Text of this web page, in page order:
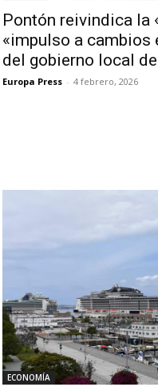
Pontón reivindica la
«impulso a cambios
del gobierno local
Europa Press - 4 febrero, 2026
ECONOMÍA